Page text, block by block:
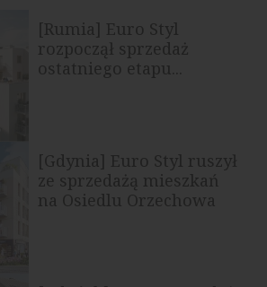
[Rumia] Euro Styl
rozpoczął sprzedaż
ostatniego etapu...
[Gdynia] Euro Styl ruszył
ze sprzedażą mieszkań
na Osiedlu Orzechowa